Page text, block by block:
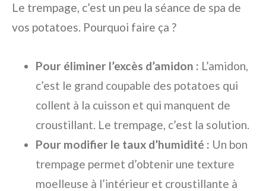
Le trempage, c’est un peu la séance de spa de
vos potatoes. Pourquoi faire ça ?
Pour éliminer l’excès d’amidon : L’amidon,
c’est le grand coupable des potatoes qui
collent à la cuisson et qui manquent de
croustillant. Le trempage, c’est la solution.
Pour modifier le taux d’humidité : Un bon
trempage permet d’obtenir une texture
moelleuse à l’intérieur et croustillante à